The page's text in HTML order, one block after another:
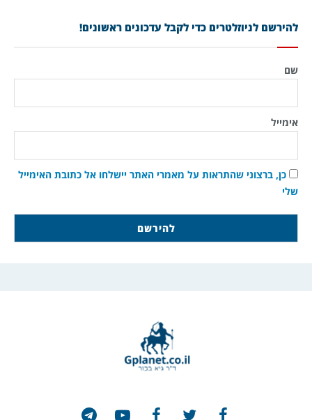
להירשם לניוזלטרים כדי לקבל עדכונים ראשונים!
שם
אימייל
כן, ברצוני שהתראות על מאמרי האתר יישלחו אל כתובת האימייל
שלי